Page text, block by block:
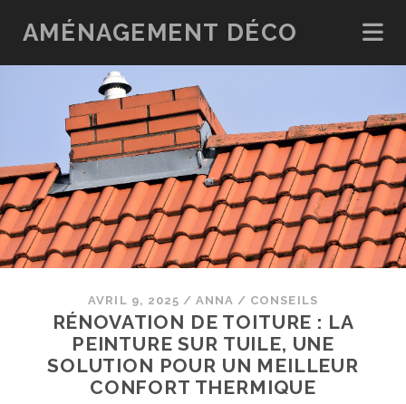
AMÉNAGEMENT DÉCO
AVRIL 9, 2025 /ANNA / CONSEILS
RÉNOVATION DE TOITURE : LA
PEINTURE SUR TUILE, UNE
SOLUTION POUR UN MEILLEUR
CONFORT THERMIQUE